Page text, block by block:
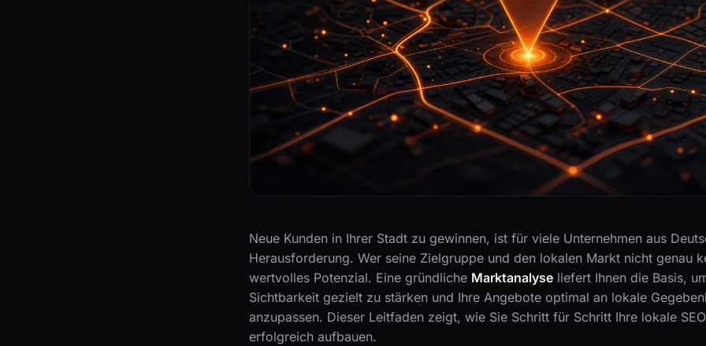
Neue Kunden in Ihrer Stadt zu gewinnen, ist für viele Unternehmen aus
Herausforderung. Wer seine Zielgruppe und den lokalen Markt nicht genau
wertvolles Potenzial. Eine gründliche Marktanalyse liefert Ihnen die Basis,
Sichtbarkeit gezielt zu stärken und Ihre Angebote optimal an lokale
anzupassen. Dieser Leitfaden zeigt, wie Sie Schritt für Schritt Ihre lokale
erfolgreich aufbauen.